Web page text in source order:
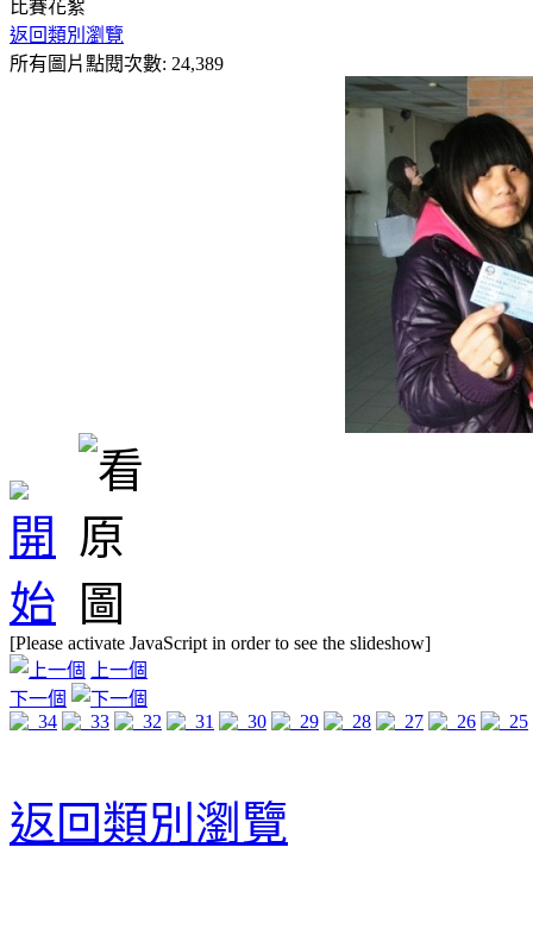
比賽花絮
返回類別瀏覽
所有圖片點閱次數: 24,389
[Please activate JavaScript in order to see the slideshow]
上一個
下一個
返回類別瀏覽